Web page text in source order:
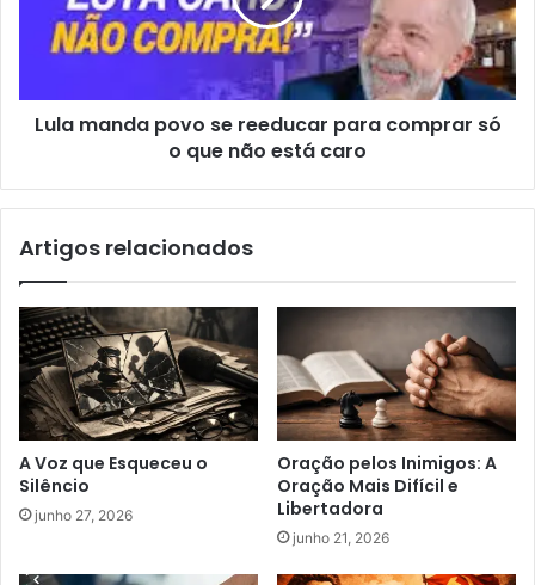
Lula manda povo se reeducar para comprar só
o que não está caro
Artigos relacionados
A Voz que Esqueceu o
Silêncio
junho 27, 2026
Oração pelos Inimigos: A
Oração Mais Difícil e
Libertadora
junho 21, 2026